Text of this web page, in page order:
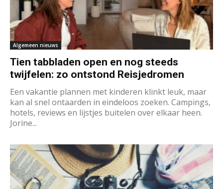
Algemeen nieuws
Tien tabbladen open en nog steeds
twijfelen: zo ontstond Reisjedromen
Een vakantie plannen met kinderen klinkt leuk, maar
kan al snel ontaarden in eindeloos zoeken. Campings,
hotels, reviews en lijstjes buitelen over elkaar heen.
Jorine...